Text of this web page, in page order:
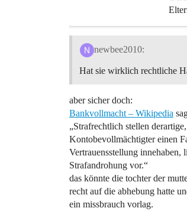
newbee2010:
Hat sie wirklich rechtliche
aber sicher doch:
Bankvollmacht – Wikipedia
„Strafrechtlich stellen
Kontobevollmächtigter einen
Vertrauensstellung
Strafandrohung vor.“
das könnte die tochter der
recht auf die abhebung hatte
ein missbrauch vorlag.